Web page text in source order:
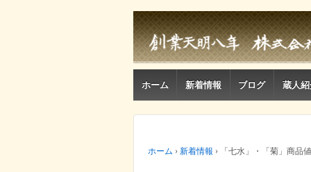
ホーム 新着情報 ブログ 蔵人
ホーム › 新着情報 › 「七水」・「菊」商品